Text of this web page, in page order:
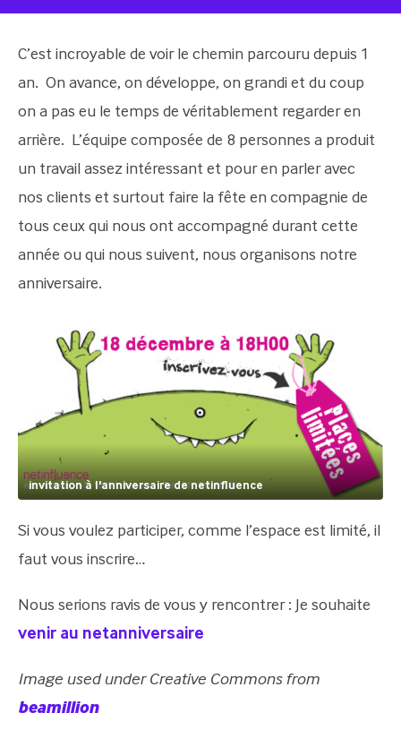
C’est incroyable de voir le chemin parcouru depuis 1
an. On avance, on développe, on grandi et du coup
on a pas eu le temps de véritablement regarder en
arrière. L’équipe composée de 8 personnes a produit
un travail assez intéressant et pour en parler avec
nos clients et surtout faire la fête en compagnie de
tous ceux qui nous ont accompagné durant cette
année ou qui nous suivent, nous organisons notre
anniversaire.
invitation à l'anniversaire de netinfluence
Si vous voulez participer, comme l’espace est limité, il
faut vous inscrire…
Nous serions ravis de vous y rencontrer : Je souhaite
venir au netanniversaire
Image used under Creative Commons from
beamillion